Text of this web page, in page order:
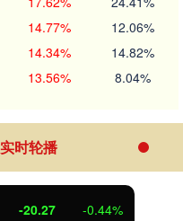
14.77% 12.06%
14.34% 14.82%
13.56% 8.04%
时轮播
-20.27 -0.44%